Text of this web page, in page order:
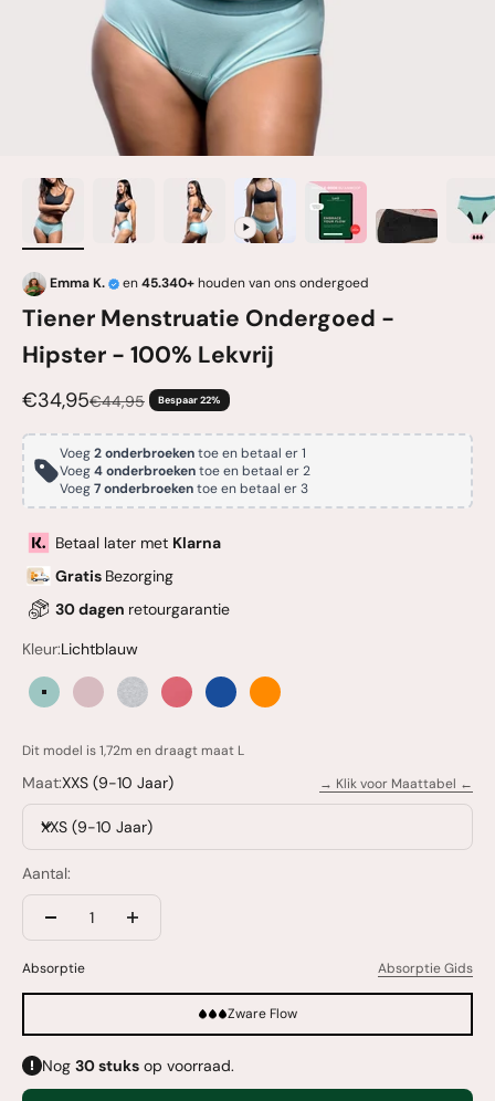
Emma K. en45.340+houden van ons ondergoed
Tiener Menstruatie Ondergoed -
Hipster - 100% Lekvrij
Aanbiedingsprijs
€34,95Normale prijs
€44,95 Bespaar 22%
Voeg2 onderbroekentoe en betaal er 1
Voeg4 onderbroekentoe en betaal er 2
Voeg7 onderbroekentoe en betaal er 3
Betaal later met Klarna
Gratis Bezorging
30 dagen retourgarantie
Kleur:Lichtblauw
Lichtblauw
LichtrozeGrijs Roze Donkerblauw
Oranje
Dit model is 1,72m en draagt maat L
Maat:XXS (9-10 Jaar) → Klik voor Maattabel ←
XXS (9-10 Jaar)
Aantal:
Absorptie Absorptie Gids
Zware Flow
Nog 30stuks op voorraad.